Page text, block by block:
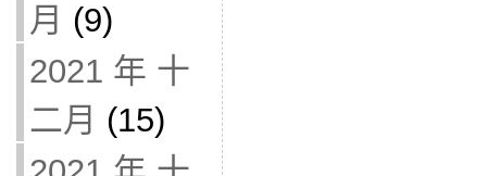
月 (9)
2021 年 十
二月 (15)